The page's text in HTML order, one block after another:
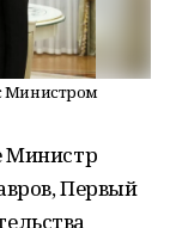
Министром
Министр
Первый